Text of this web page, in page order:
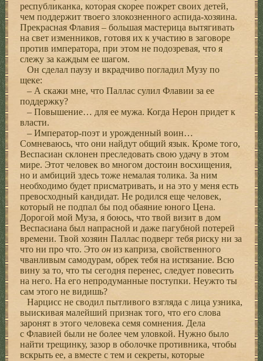
республиканка, которая скорее пожрет своих детей,
чем поддержит твоего злокозненного аспида-хозяина.
Прекрасная Флавия – большая мастерица вытягивать
на свет изменников, готовя их к участию в заговоре
против императора, при этом не подозревая, что я
слежу за каждым ее шагом.
Он сделал паузу и вкрадчиво погладил Музу по
щеке:
– А скажи мне, что Паллас сулил Флавии за ее
поддержку?
– Повышение… для ее мужа. Когда Нерон придет к
власти.
– Император-поэт и урожденный воин…
Сомневаюсь, что они найдут общий язык. Кроме того,
Веспасиан склонен преследовать свою удачу в этом
мире. Этот человек во многом достоин восхищения,
но и амбиций здесь тоже немалая толика. За ним
необходимо будет присматривать, и на это у меня есть
превосходный кандидат. Не родился еще человек,
который не подпал бы под обаяние юного Цена.
Дорогой мой Муза, я боюсь, что твой визит в дом
Веспасиана был напрасной и даже пагубной потерей
времени. Твой хозяин Паллас подверг тебя риску ни за
что ни про что. Этоон из каприза, свойственного
чванливым самодурам, обрек тебя на истязание. Всю
вину за то, что ты сегодня перенес, следует повесить
на него. На его непродуманные поступки. Неужто ты
сам этого не видишь?
Нарцисс не сводил пытливого взгляда с лица узника,
выискивая малейший признак того, что его слова
заронят в этого человека семя сомнения. Дела
с Флавией были не более чем уловкой. Нужно было
найти трещинку, зазор в оболочке противника, чтобы
вскрыть ее, а вместе с тем и секреты, которые